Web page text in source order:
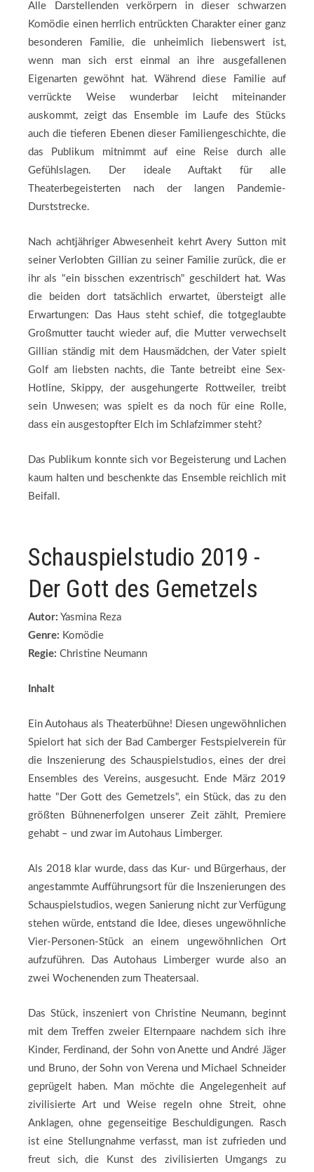
Alle Darstellenden verkörpern in dieser schwarzen
Komödie einen herrlich entrückten Charakter einer ganz
besonderen Familie, die unheimlich liebenswert ist,
wenn man sich erst einmal an ihre ausgefallenen
Eigenarten gewöhnt hat. Während diese Familie auf
verrückte Weise wunderbar leicht miteinander
auskommt, zeigt das Ensemble im Laufe des Stücks
auch die tieferen Ebenen dieser Familiengeschichte, die
das Publikum mitnimmt auf eine Reise durch alle
Gefühlslagen. Der ideale Auftakt für alle
Theaterbegeisterten nach der langen Pandemie-
Durststrecke.
Nach achtjähriger Abwesenheit kehrt Avery Sutton mit
seiner Verlobten Gillian zu seiner Familie zurück, die er
ihr als "ein bisschen exzentrisch" geschildert hat. Was
die beiden dort tatsächlich erwartet, übersteigt alle
Erwartungen: Das Haus steht schief, die totgeglaubte
Großmutter taucht wieder auf, die Mutter verwechselt
Gillian ständig mit dem Hausmädchen, der Vater spielt
Golf am liebsten nachts, die Tante betreibt eine Sex-
Hotline, Skippy, der ausgehungerte Rottweiler, treibt
sein Unwesen; was spielt es da noch für eine Rolle,
dass ein ausgestopfter Elch im Schlafzimmer steht?
Das Publikum konnte sich vor Begeisterung und Lachen
kaum halten und beschenkte das Ensemble reichlich mit
Beifall.
Schauspielstudio 2019 -
Der Gott des Gemetzels
Autor: Yasmina Reza
Genre: Komödie
Regie: Christine Neumann
Inhalt
Ein Autohaus als Theaterbühne! Diesen ungewöhnlichen
Spielort hat sich der Bad Camberger Festspielverein für
die Inszenierung des Schauspielstudios, eines der drei
Ensembles des Vereins, ausgesucht. Ende März 2019
hatte "Der Gott des Gemetzels", ein Stück, das zu den
größten Bühnenerfolgen unserer Zeit zählt, Premiere
gehabt – und zwar im Autohaus Limberger.
Als 2018 klar wurde, dass das Kur- und Bürgerhaus, der
angestammte Aufführungsort für die Inszenierungen des
Schauspielstudios, wegen Sanierung nicht zur Verfügung
stehen würde, entstand die Idee, dieses ungewöhnliche
Vier-Personen-Stück an einem ungewöhnlichen Ort
aufzuführen. Das Autohaus Limberger wurde also an
zwei Wochenenden zum Theatersaal.
Das Stück, inszeniert von Christine Neumann, beginnt
mit dem Treffen zweier Elternpaare nachdem sich ihre
Kinder, Ferdinand, der Sohn von Anette und André Jäger
und Bruno, der Sohn von Verena und Michael Schneider
geprügelt haben. Man möchte die Angelegenheit auf
zivilisierte Art und Weise regeln ohne Streit, ohne
Anklagen, ohne gegenseitige Beschuldigungen. Rasch
ist eine Stellungnahme verfasst, man ist zufrieden und
freut sich, die Kunst des zivilisierten Umgangs zu